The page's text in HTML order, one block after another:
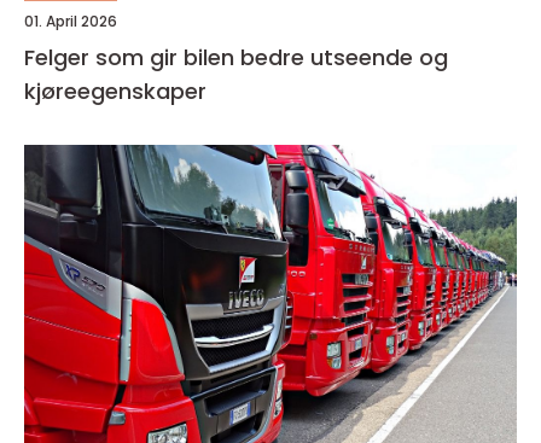
01. April 2026
Felger som gir bilen bedre utseende og
kjøreegenskaper